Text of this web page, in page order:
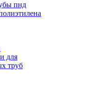
пнд
для
труб